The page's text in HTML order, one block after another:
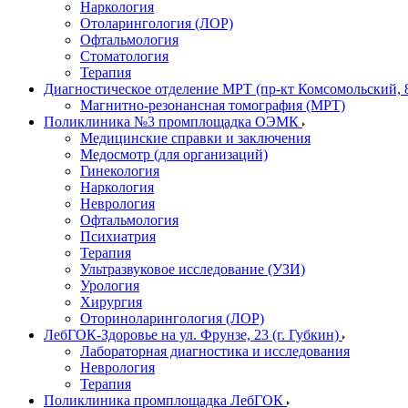
Наркология
Отоларингология (ЛОР)
Офтальмология
Стоматология
Терапия
Диагностическое отделение МРТ (пр-кт Комсомольский,
Магнитно-резонансная томография (МРТ)
Поликлиника №3 промплощадка ОЭМК
Медицинские справки и заключения
Медосмотр (для организаций)
Гинекология
Наркология
Неврология
Офтальмология
Психиатрия
Терапия
Ультразвуковое исследование (УЗИ)
Урология
Хирургия
Оториноларингология (ЛОР)
ЛебГОК-Здоровье на ул. Фрунзе, 23 (г. Губкин)
Лабораторная диагностика и исследования
Неврология
Терапия
Поликлиника промплощадка ЛебГОК